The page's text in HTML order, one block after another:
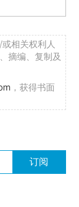
相关权利人
摘编、复制及
，获得书面
订阅